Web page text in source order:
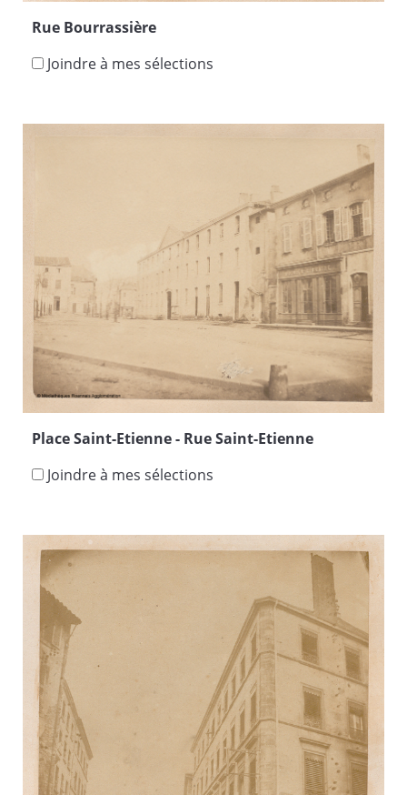
Rue Bourrassière
Joindre à mes sélections
Place Saint-Etienne - Rue Saint-Etienne
Joindre à mes sélections